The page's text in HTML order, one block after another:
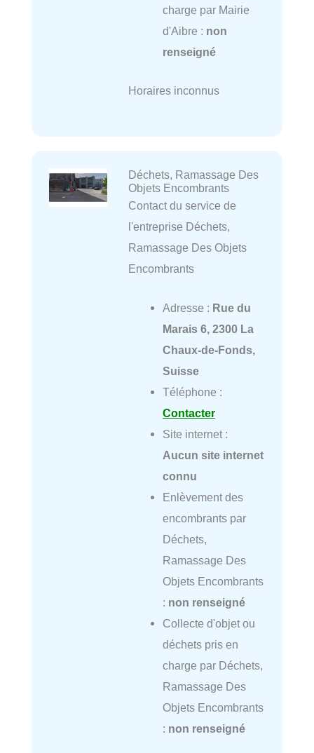
charge par Mairie
d'Aibre : non
renseigné
Horaires inconnus
Déchets, Ramassage Des
Objets Encombrants
Contact du service de
l'entreprise Déchets,
Ramassage Des Objets
Encombrants
Adresse : Rue du
Marais 6, 2300 La
Chaux-de-Fonds,
Suisse
Téléphone :
Contacter
Site internet :
Aucun site internet
connu
Enlèvement des
encombrants par
Déchets,
Ramassage Des
Objets Encombrants
: non renseigné
Collecte d'objet ou
déchets pris en
charge par Déchets,
Ramassage Des
Objets Encombrants
: non renseigné